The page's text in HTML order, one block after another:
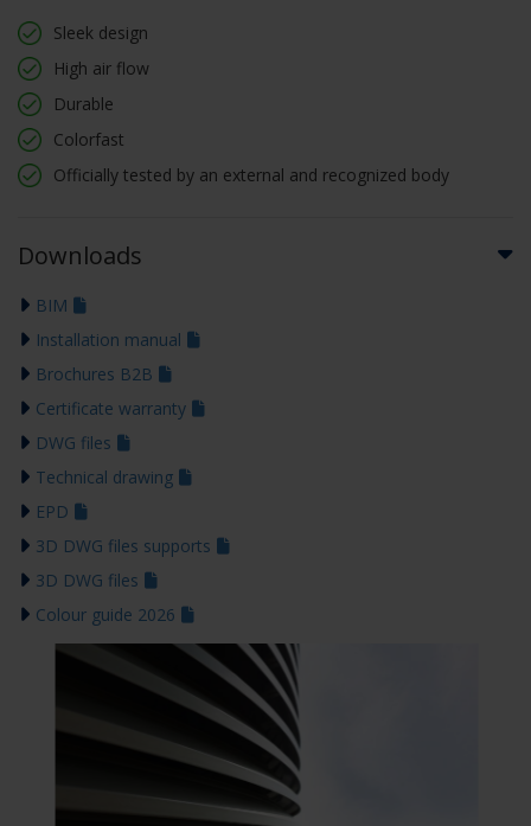
Sleek design
High air flow
Durable
Colorfast
Officially tested by an external and recognized body
Downloads
BIM
Installation manual
Brochures B2B
Certificate warranty
DWG files
Technical drawing
EPD
3D DWG files supports
3D DWG files
Colour guide 2026